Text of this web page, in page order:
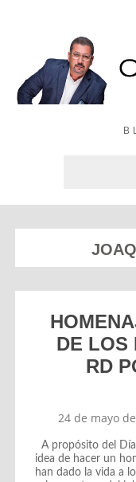
DE LOS
RD
24 de mayo
A propósito del
idea de hacer un
han dado la vida a